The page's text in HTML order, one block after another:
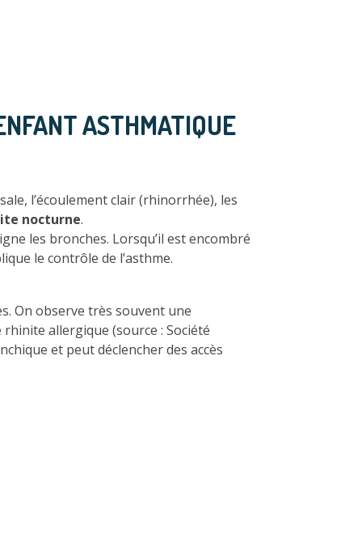
ASTHMATIQUE
l’écoulement clair (rhinorrhée), les
nocturne.
les bronches. Lorsqu’il est encombré
le contrôle de l’asthme.
On observe très souvent une
allergique (source : Société
et peut déclencher des accès